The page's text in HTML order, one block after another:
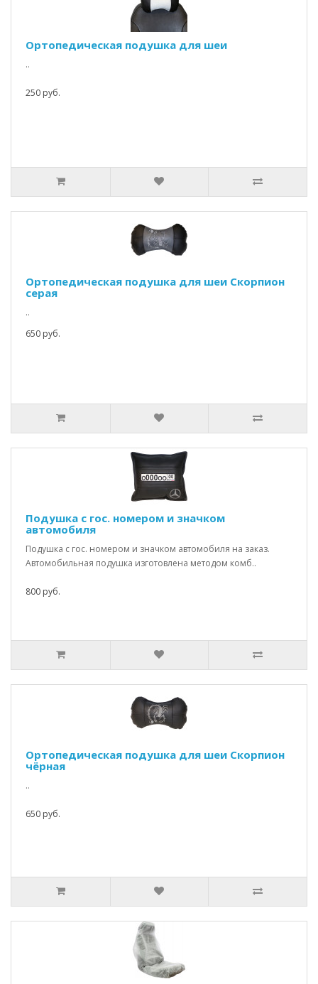
Ортопедическая подушка для шеи
..
250 руб.
Ортопедическая подушка для шеи Скорпион
серая
..
650 руб.
Подушка с гос. номером и значком
автомобиля
Подушка с гос. номером и значком автомобиля на заказ.
Автомобильная подушка изготовлена методом комб..
800 руб.
Ортопедическая подушка для шеи Скорпион
чёрная
..
650 руб.